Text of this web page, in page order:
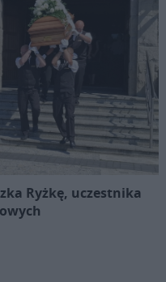
Ryżkę, uczestnika